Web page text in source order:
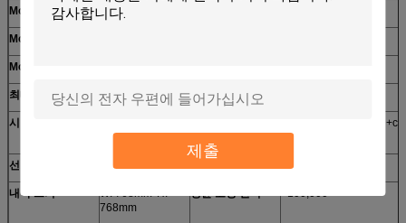
제출
Moduel 크기 256*128mm
Moduel 해결책
Moduel 힘
최대 힘 850w 입력 신호
시야각
PCTV+DVIvideo
card+fiber
선택권 거리 8-70m >5000hrs
내각 크기
W: 768mm*H:
768mm
평균 고장 간격 >100,000